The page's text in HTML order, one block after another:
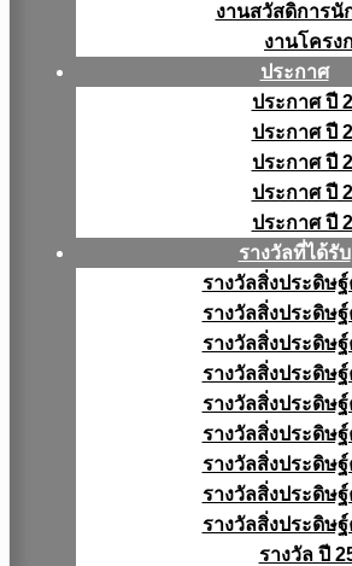
งานสวัสดิการนั
งานโครง
ประกาศ
ประกาศ ปี
ประกาศ ปี
ประกาศ ปี
ประกาศ ปี
ประกาศ ปี
รางวัลที่ได้รับ
รางวัลสิ่งประดิษ
รางวัลสิ่งประดิษ
รางวัลสิ่งประดิษ
รางวัลสิ่งประดิษ
รางวัลสิ่งประดิษ
รางวัลสิ่งประดิษ
รางวัลสิ่งประดิษ
รางวัลสิ่งประดิษ
รางวัลสิ่งประดิษ
รางวัล ปี